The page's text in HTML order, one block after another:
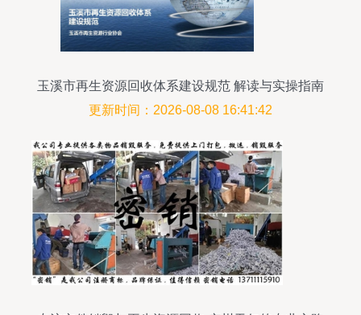
玉溪市再生资源回收体系建设规范 解读与实操指南
更新时间：2026-08-08 16:41:42